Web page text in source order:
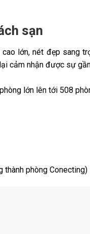
sạn
lớn, nét đẹp sang
cảm nhận được sự
lớn lên tới 508
thành phòng Conecting)